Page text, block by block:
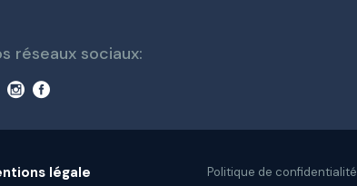
réseaux sociaux:
légale
Politique de confidentialité